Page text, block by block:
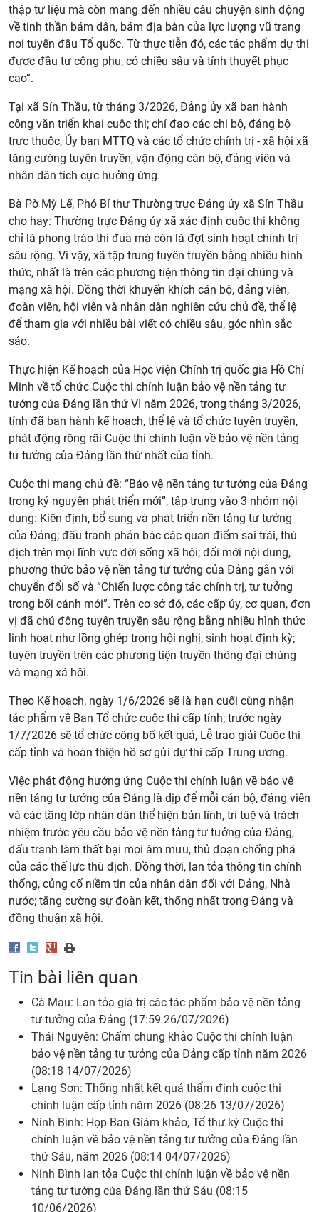
thập tư liệu mà còn mang đến nhiều câu chuyện sinh động
về tinh thần bám dân, bám địa bàn của lực lượng vũ trang
nơi tuyến đầu Tổ quốc. Từ thực tiễn đó, các tác phẩm dự thi
được đầu tư công phu, có chiều sâu và tính thuyết phục
cao”.
Tại xã Sín Thầu, từ tháng 3/2026, Đảng ủy xã ban hành
công văn triển khai cuộc thi; chỉ đạo các chi bộ, đảng bộ
trực thuộc, Ủy ban MTTQ và các tổ chức chính trị - xã hội xã
tăng cường tuyên truyền, vận động cán bộ, đảng viên và
nhân dân tích cực hưởng ứng.
Bà Pờ Mỳ Lế, Phó Bí thư Thường trực Đảng ủy xã Sín Thầu
cho hay: Thường trực Đảng ủy xã xác định cuộc thi không
chỉ là phong trào thi đua mà còn là đợt sinh hoạt chính trị
sâu rộng. Vì vậy, xã tập trung tuyên truyền bằng nhiều hình
thức, nhất là trên các phương tiện thông tin đại chúng và
mạng xã hội. Đồng thời khuyến khích cán bộ, đảng viên,
đoàn viên, hội viên và nhân dân nghiên cứu chủ đề, thể lệ
để tham gia với nhiều bài viết có chiều sâu, góc nhìn sắc
sảo.
Thực hiện Kế hoạch của Học viện Chính trị quốc gia Hồ Chí
Minh về tổ chức Cuộc thi chính luận bảo vệ nền tảng tư
tưởng của Đảng lần thứ VI năm 2026, trong tháng 3/2026,
tỉnh đã ban hành kế hoạch, thể lệ và tổ chức tuyên truyền,
phát động rộng rãi Cuộc thi chính luận về bảo vệ nền tảng
tư tưởng của Đảng lần thứ nhất của tỉnh.
Cuộc thi mang chủ đề: “Bảo vệ nền tảng tư tưởng của Đảng
trong kỷ nguyên phát triển mới”, tập trung vào 3 nhóm nội
dung: Kiên định, bổ sung và phát triển nền tảng tư tưởng
của Đảng; đấu tranh phản bác các quan điểm sai trái, thù
địch trên mọi lĩnh vực đời sống xã hội; đổi mới nội dung,
phương thức bảo vệ nền tảng tư tưởng của Đảng gắn với
chuyển đổi số và “Chiến lược công tác chính trị, tư tưởng
trong bối cảnh mới”. Trên cơ sở đó, các cấp ủy, cơ quan, đơn
vị đã chủ động tuyên truyền sâu rộng bằng nhiều hình thức
linh hoạt như lồng ghép trong hội nghị, sinh hoạt định kỳ;
tuyên truyền trên các phương tiện truyền thông đại chúng
và mạng xã hội.
Theo Kế hoạch, ngày 1/6/2026 sẽ là hạn cuối cùng nhận
tác phẩm về Ban Tổ chức cuộc thi cấp tỉnh; trước ngày
1/7/2026 sẽ tổ chức công bố kết quả, Lễ trao giải Cuộc thi
cấp tỉnh và hoàn thiện hồ sơ gửi dự thi cấp Trung ương.
Việc phát động hưởng ứng Cuộc thi chính luận về bảo vệ
nền tảng tư tưởng của Đảng là dịp để mỗi cán bộ, đảng viên
và các tầng lớp nhân dân thể hiện bản lĩnh, trí tuệ và trách
nhiệm trước yêu cầu bảo vệ nền tảng tư tưởng của Đảng,
đấu tranh làm thất bại mọi âm mưu, thủ đoạn chống phá
của các thế lực thù địch. Đồng thời, lan tỏa thông tin chính
thống, củng cố niềm tin của nhân dân đối với Đảng, Nhà
nước; tăng cường sự đoàn kết, thống nhất trong Đảng và
đồng thuận xã hội.
Tin bài liên quan
Cà Mau: Lan tỏa giá trị các tác phẩm bảo vệ nền tảng
tư tưởng của Đảng (17:59 26/07/2026)
Thái Nguyên: Chấm chung khảo Cuộc thi chính luận
bảo vệ nền tảng tư tưởng của Đảng cấp tỉnh năm 2026
(08:18 14/07/2026)
Lạng Sơn: Thống nhất kết quả thẩm định cuộc thi
chính luận cấp tỉnh năm 2026 (08:26 13/07/2026)
Ninh Bình: Họp Ban Giám khảo, Tổ thư ký Cuộc thi
chính luận về bảo vệ nền tảng tư tưởng của Đảng lần
thứ Sáu, năm 2026 (08:14 04/07/2026)
Ninh Bình lan tỏa Cuộc thi chính luận về bảo vệ nền
tảng tư tưởng của Đảng lần thứ Sáu (08:15
10/06/2026)